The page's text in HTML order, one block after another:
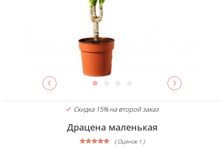
Скидка 15% на второй заказ
Драцена маленькая
( Оценок 1 )